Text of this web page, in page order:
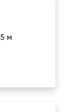
м